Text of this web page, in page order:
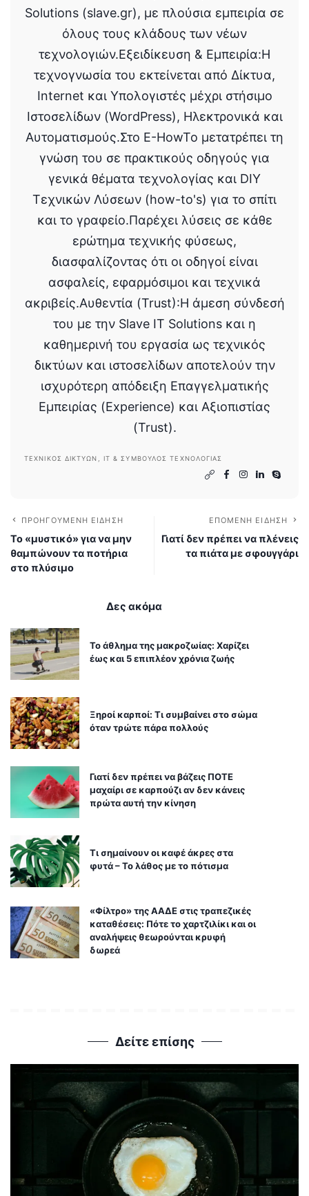
Solutions (slave.gr), με πλούσια εμπειρία σε
όλους τους κλάδους των νέων
τεχνολογιών.Εξειδίκευση & Εμπειρία:Η
τεχνογνωσία του εκτείνεται από Δίκτυα,
Internet και Υπολογιστές μέχρι στήσιμο
Ιστοσελίδων (WordPress), Ηλεκτρονικά και
Αυτοματισμούς.Στο E-HowTo μετατρέπει τη
γνώση του σε πρακτικούς οδηγούς για
γενικά θέματα τεχνολογίας και DIY
Τεχνικών Λύσεων (how-to's) για το σπίτι
και το γραφείο.Παρέχει λύσεις σε κάθε
ερώτημα τεχνικής φύσεως,
διασφαλίζοντας ότι οι οδηγοί είναι
ασφαλείς, εφαρμόσιμοι και τεχνικά
ακριβείς.Αυθεντία (Trust):Η άμεση σύνδεσή
του με την Slave IT Solutions και η
καθημερινή του εργασία ως τεχνικός
δικτύων και ιστοσελίδων αποτελούν την
ισχυρότερη απόδειξη Επαγγελματικής
Εμπειρίας (Experience) και Αξιοπιστίας
(Trust).
ΤΕΧΝΙΚΌΣ ΔΙΚΤΎΩΝ, IT & ΣΎΜΒΟΥΛΟΣ ΤΕΧΝΟΛΟΓΊΑΣ
ΠΡΟΗΓΟΎΜΕΝΗ ΕΊΔΗΣΗ
Το «μυστικό» για να μην
θαμπώνουν τα ποτήρια
στο πλύσιμο
ΕΠΌΜΕΝΗ ΕΊΔΗΣΗ
Γιατί δεν πρέπει να πλένεις
τα πιάτα με σφουγγάρι
Δες ακόμα
Το άθλημα της μακροζωίας: Χαρίζει
έως και 5 επιπλέον χρόνια ζωής
Ξηροί καρποί: Τι συμβαίνει στο σώμα
όταν τρώτε πάρα πολλούς
Γιατί δεν πρέπει να βάζεις ΠΟΤΕ
μαχαίρι σε καρπούζι αν δεν κάνεις
πρώτα αυτή την κίνηση
Τι σημαίνουν οι καφέ άκρες στα
φυτά – Το λάθος με το πότισμα
«Φίλτρο» της ΑΑΔΕ στις τραπεζικές
καταθέσεις: Πότε το χαρτζιλίκι και οι
αναλήψεις θεωρούνται κρυφή
δωρεά
Δείτε επίσης